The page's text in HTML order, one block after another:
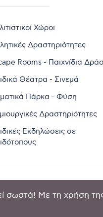
Χώροι
Δραστηριότητες
Rooms - Παιχνίδια
Θέατρα - Σινεμά
Πάρκα - Φύση
Δραστηριότητες
Εκδηλώσεις σε
σωστά! Με τη χρήση